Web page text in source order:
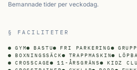
Bemannade tider per veckodag.
§ FACILITETER
GYM BASTU FRI PARKERING
BOXNINGSSÄCK
TRAPPMASKIN
CROSSCAGE
11-ÅRSGRÄNS KIDZ